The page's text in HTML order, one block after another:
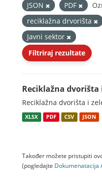
JSON
PDF
reciklažna drvorišta
Javni sektor
Filtriraj rezultate
Reciklažna dvorišta
Reciklažna dvorišta i
XLSX PDF CSV JSON
Također možete pristupiti
(pogledajte Dokumenаtаcijа